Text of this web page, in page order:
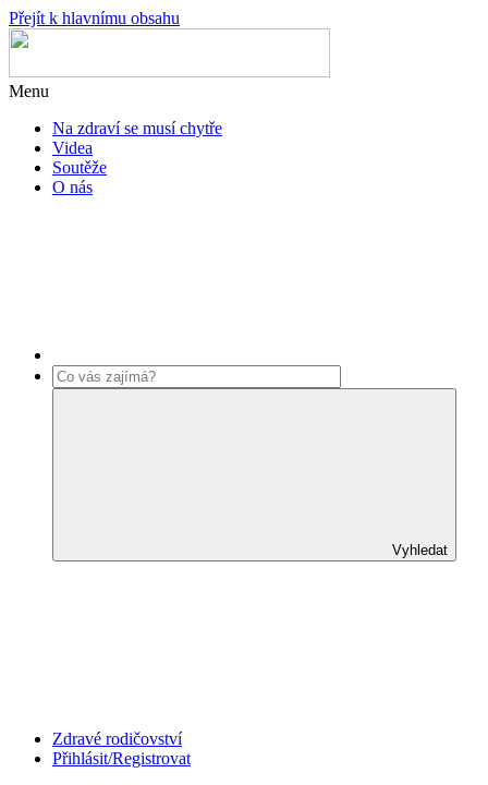
Přejít k hlavnímu obsahu
Menu
Na zdraví se musí chytře
Videa
Soutěže
O nás
Vyhledat
Zdravé rodičovství
Přihlásit/Registrovat